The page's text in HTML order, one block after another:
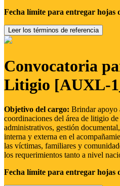
Fecha límite para entregar hojas
Leer los términos de referencia
Convocatoria
Litigio [AUXL-
Objetivo del cargo: Brindar apoyo
coordinaciones del área de litigio
administrativos, gestión
interna y externa en el
las víctimas, familiares y
los requerimientos tanto a nivel
Fecha límite para entregar hojas